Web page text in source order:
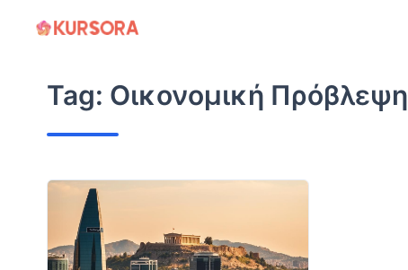
Tag: Οικονομική Πρόβλεψη